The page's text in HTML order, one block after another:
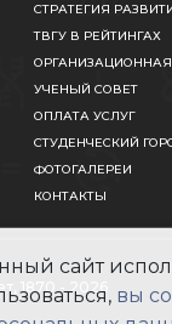
СТРАТЕГИЯ
ТВГУ В РЕЙТИНГАХ
ОРГАНИЗАЦИОННАЯ
УЧЕНЫЙ СОВЕТ
ОПЛАТА УСЛУГ
СТУДЕНЧЕСКИЙ
ФОТОГАЛЕРЕИ
КОНТАКТЫ
1870 - 2026
сайт
вы